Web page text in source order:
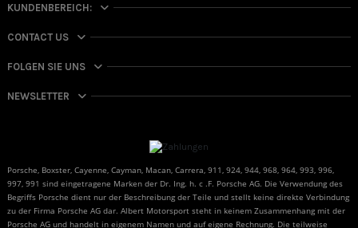
KUNDENBEREICH:
CONTACT US
FOLGEN SIE UNS
NEWSLETTER
Porsche, Boxster, Cayenne, Cayman, Macan, Carrera, 911, 924, 944, 968, 964, 993, 996,
997, 991 sind eingetragene Marken der Dr. Ing. h. c .F. Porsche AG. Die Verwendung des
Begriffs Porsche dient nur der Beschreibung der Teile und stellt keine direkte Verbindung
zu der Firma Porsche AG dar. Albert Motorsport steht in keinem Zusammenhang mit der
Porsche AG und handelt in eigenem Namen und auf eigene Rechnung. Die teilweise